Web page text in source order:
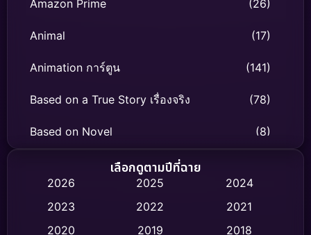
Amazon Prime (26)
Animal (17)
Animation การ์ตูน (141)
Based on a True Story เรื่องจริง (78)
Based on Novel (8)
Biography ชีวิตจริง
Classic หนังคลาสสิก (47)
เลือกดูตามปีที่ฉาย
2026 2025
2024
2023
2022
2021
2020
2019
2018